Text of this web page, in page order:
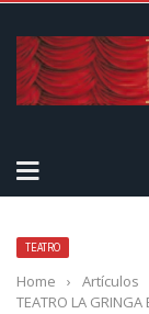
TEATRO
Home › Artículos
TEATRO LA GRINGA